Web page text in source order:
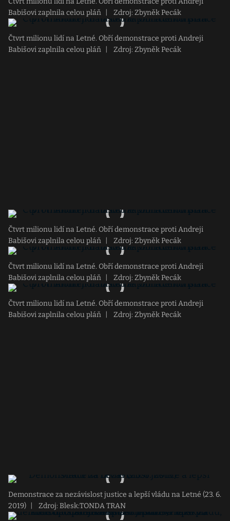
Babišovi zaplnila celou pláň
Zdroj: Zbyněk Pecák
Čtvrt milionu lidí na Letné. Obří demonstrace proti Andreji
Babišovi zaplnila celou pláň
Zdroj: Zbyněk Pecák
Čtvrt milionu lidí na Letné. Obří demonstrace proti Andreji
Babišovi zaplnila celou pláň
Zdroj: Zbyněk Pecák
Čtvrt milionu lidí na Letné. Obří demonstrace proti Andreji
Babišovi zaplnila celou pláň
Zdroj: Zbyněk Pecák
Čtvrt milionu lidí na Letné. Obří demonstrace proti Andreji
Babišovi zaplnila celou pláň
Zdroj: Zbyněk Pecák
Demonstrace za nezávislost justice a lepší vládu na Letné (23. 6.
2019)
Zdroj: Blesk:TONDA TRAN